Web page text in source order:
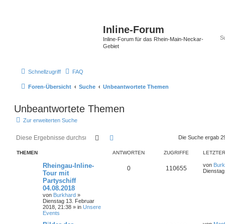
Inline-Forum
Inline-Forum für das Rhein-Main-Neckar-
Gebiet
Schnellzugriff FAQ
Foren-Übersicht Suche Unbeantwortete Themen
Unbeantwortete Themen
Zur erweiterten Suche
Suche Die Suche ergab
THEMEN ANTWORTEN ZUGRIFFE
Rheingau-Inline-
Tour mit
Partyschiff
04.08.2018
von Burkhard »
Dienstag 13. Februar
2018, 21:38 » in Unsere
Events
0 110655 von